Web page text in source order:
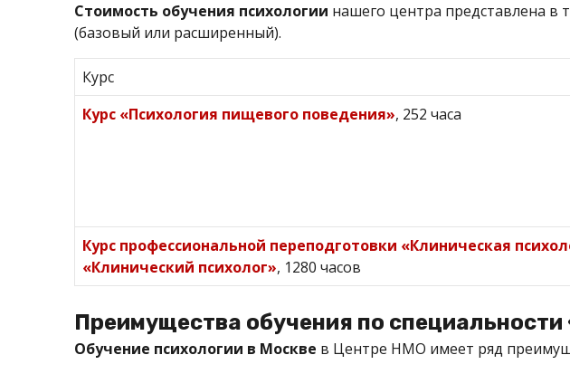
Cтоимость обучения психологии нашего центра представлена в
(базовый или расширенный).
Курс
Курс «Психология пищевого поведения», 252 часа
Курс профессиональной переподготовки «Клиническая
«Клинический психолог», 1280 часов
Преимущества обучения по
Обучение психологии в Москве в Центре НМО имеет ряд